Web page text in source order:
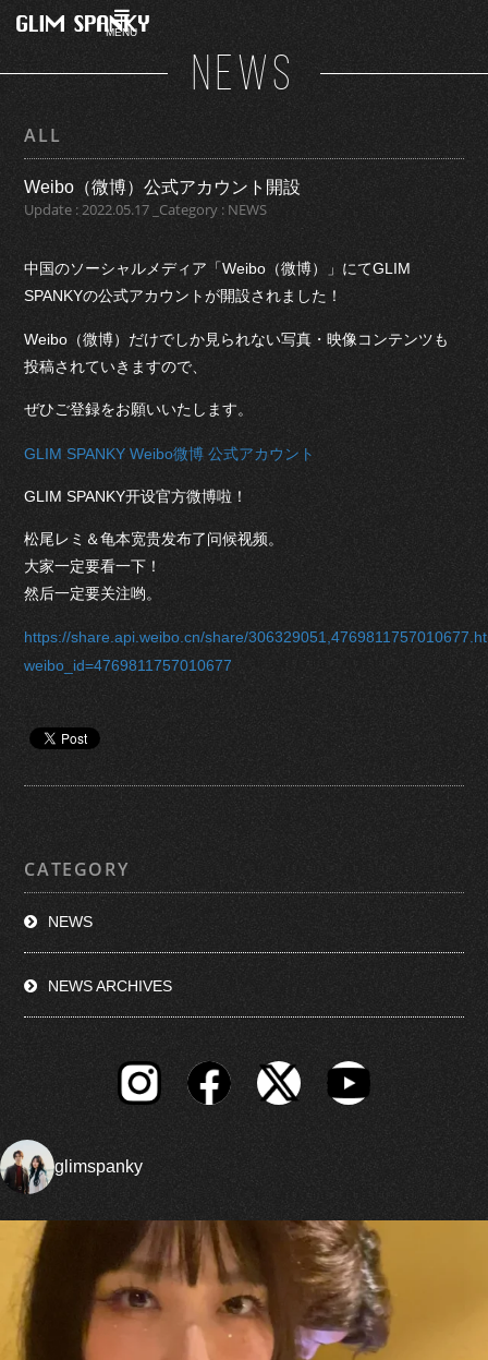
MENU
NEWS
ALL
Weibo（微博）公式アカウント開設
Update : 2022.05.17 _Category : NEWS
中国のソーシャルメディア「Weibo（微博）」にてGLIM
SPANKYの公式アカウントが開設されました！
Weibo（微博）だけでしか見られない写真・映像コンテンツも
投稿されていきますので、
ぜひご登録をお願いいたします。
GLIM SPANKY Weibo微博 公式アカウント
GLIM SPANKY开设官方微博啦！
松尾レミ＆龟本宽贵发布了问候视频。
大家一定要看一下！
然后一定要关注哟。
https://share.api.weibo.cn/share/
weibo_id=4769811757010677
CATEGORY
NEWS
NEWS ARCHIVES
glimspanky